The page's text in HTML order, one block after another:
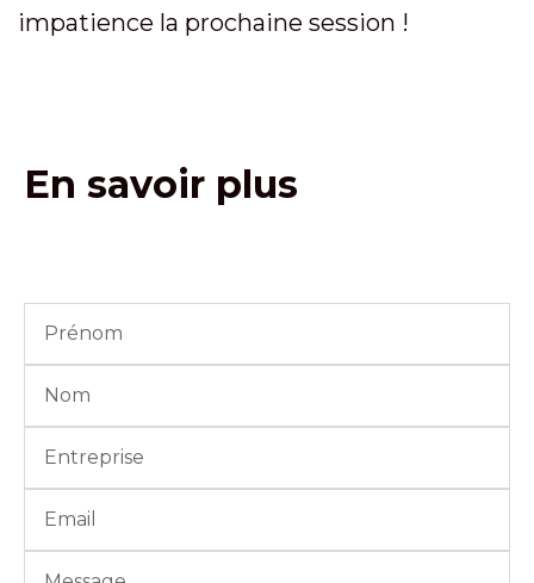
impatience la prochaine session !
En savoir plus